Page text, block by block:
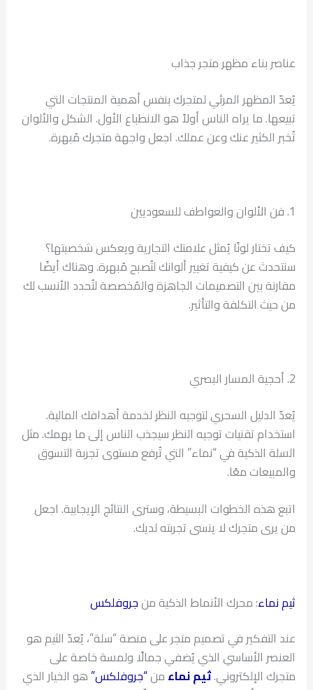
عناصر بناء مظهر متجر جذاب
يُعدّ المظهر المرئي لمتجرك بنفس أهمية المنتجات التي
تبيعها. ما يراه الناس أولاً هو الانطباع الأول. الشكل والألوان
تُخبر الكثير عنك وعن عملك. اجعل واجهة متجرك مُبهرة.
1. فن الألوان والعواطف للسعوديين
كيف تختار لونًا يُمثل علامتك التجارية ويعكس شخصيتها؟
سنتحدث عن كيفية تغيير ألوانك لتُصبح مُبهرة. وهناك أيضًا
مقارنة بين التصميمات الجاهزة والمُخصصة لتُحدد الأنسب لك
من حيث التكلفة والتأثير.
2. أحجية المسار البصري
يُعدّ الدليل السحري لتوجيه النظر لخدمة أهدافك المالية.
استخدام تقنيات توجيه النظر سيجذب الناس إلى ما يهمك. مثل
السلة الذكية في “نماء” التي تُرفع مستوى تجربة التسوق
والمبيعات معًا.
اتبع هذه الخطوات البسيطة، وسترى النتائج الإيجابية. اجعل
من يرى متجرك لا ينسى تجربته لديك.
ثيم نماء: محرك الأنماط الذكية منجروفلكس
عند التفكير في تصميم متجر على منصة “سلة”، يُعدّ الثيم هو
العنصر الأساسي الذي يُضفي جمالًا ولمسة خاصة على
متجرك الإلكتروني.ثيم نماء من“جروفلكس” هو الخيار الذي